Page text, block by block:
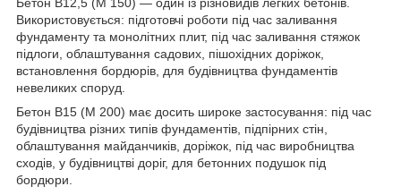
Використовується: підготовчі роботи під час заливання
фундаменту та монолітних плит, під час заливання стяжок
підлоги, облаштування садових, пішохідних доріжок,
встановлення бордюрів, для будівництва фундаментів
невеликих споруд.
Бетон В15 (М 200) має досить широке застосування: під час
будівництва різних типів фундаментів, підпірних стін,
облаштування майданчиків, доріжок, під час виробництва
сходів, у будівництві доріг, для бетонних подушок під
бордюри.